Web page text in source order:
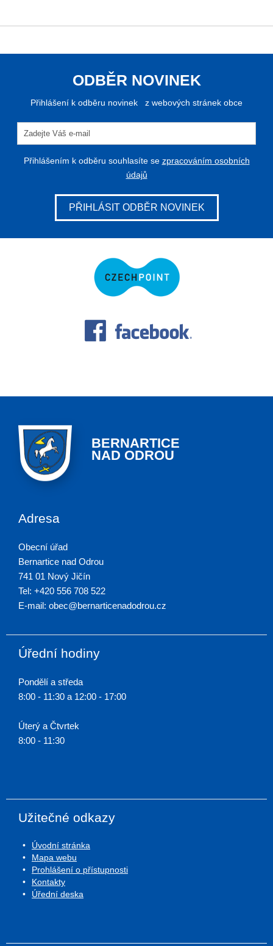
ODBĚR NOVINEK
Přihlášení k odběru novinek z webových stránek obce
Přihlášením k odběru souhlasíte se zpracováním osobních
údajů
PŘIHLÁSIT ODBĚR NOVINEK
BERNARTICE
NAD ODROU
Adresa
Obecní úřad
Bernartice nad Odrou
741 01 Nový Jičín
Tel: +420 556 708 522
E-mail: obec@bernarticenadodrou.cz
Úřední hodiny
Pondělí a středa
8:00 - 11:30 a 12:00 - 17:00
Úterý a Čtvrtek
8:00 - 11:30
Užitečné odkazy
Úvodní stránka
Mapa webu
Prohlášení o přístupnosti
Kontakty
Úřední deska